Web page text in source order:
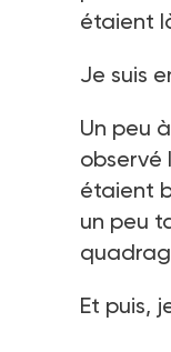
étaient
Je suis
Un peu
observé
étaient
un peu
Et puis,